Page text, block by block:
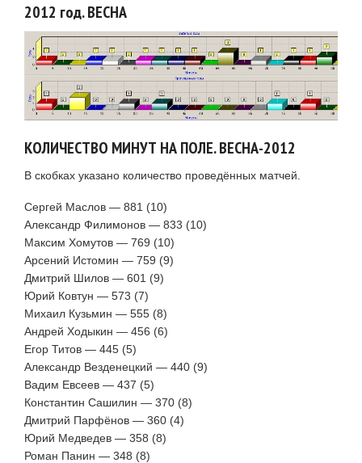
2012 год. ВЕСНА
КОЛИЧЕСТВО МИНУТ НА ПОЛЕ. ВЕСНА-2012
В скобках указано количество проведённых матчей.
Сергей Маслов — 881 (10)
Александр Филимонов — 833 (10)
Максим Хомутов — 769 (10)
Арсений Истомин — 759 (9)
Дмитрий Шилов — 601 (9)
Юрий Ковтун — 573 (7)
Михаил Кузьмин — 555 (8)
Андрей Ходыкин — 456 (6)
Егор Титов — 445 (5)
Александр Везденецкий — 440 (9)
Вадим Евсеев — 437 (5)
Константин Сашилин — 370 (8)
Дмитрий Парфёнов — 360 (4)
Юрий Медведев — 358 (8)
Роман Панин — 348 (8)